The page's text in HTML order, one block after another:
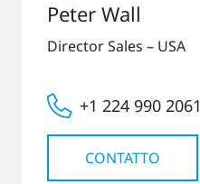
Peter Wall
Director Sales – USA
+1 224 990 2061
CONTATTO